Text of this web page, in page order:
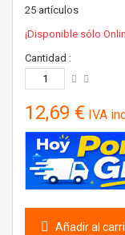
25 artículos
¡Disponible sólo
Cantidad :
12,69 € IVA
Añadir al